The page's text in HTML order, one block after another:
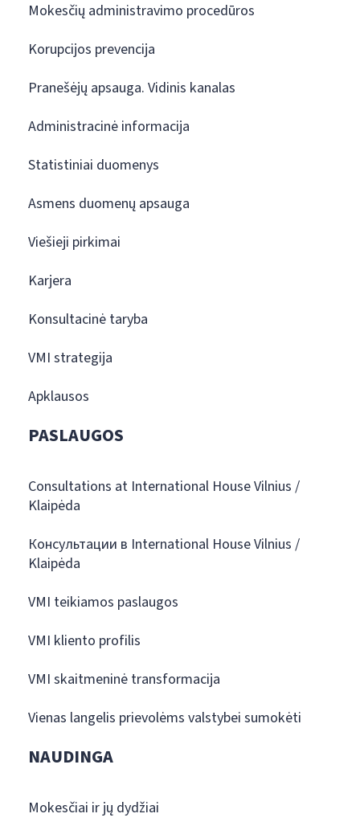
Mokesčių administravimo procedūros
Korupcijos prevencija
Pranešėjų apsauga. Vidinis kanalas
Administracinė informacija
Statistiniai duomenys
Asmens duomenų apsauga
Viešieji pirkimai
Karjera
Konsultacinė taryba
VMI strategija
Apklausos
PASLAUGOS
Consultations at International House Vilnius /
Klaipėda
Консультации в International House Vilnius /
Klaipėda
VMI teikiamos paslaugos
VMI kliento profilis
VMI skaitmeninė transformacija
Vienas langelis prievolėms valstybei sumokėti
NAUDINGA
Mokesčiai ir jų dydžiai